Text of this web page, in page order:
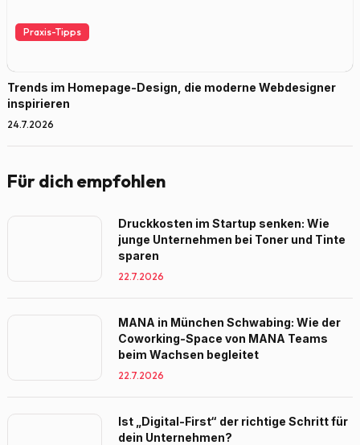
Praxis-Tipps
Trends im Homepage-Design, die moderne Webdesigner
inspirieren
24.7.2026
Für dich empfohlen
Druckkosten im Startup senken: Wie
junge Unternehmen bei Toner und Tinte
sparen
22.7.2026
MANA in München Schwabing: Wie der
Coworking-Space von MANA Teams
beim Wachsen begleitet
22.7.2026
Ist „Digital-First“ der richtige Schritt für
dein Unternehmen?